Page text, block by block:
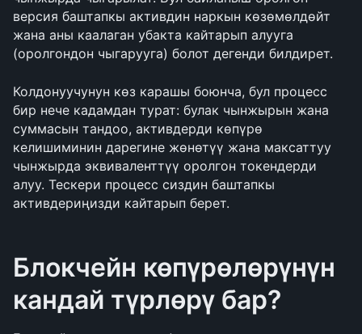
версия баштапкы активдин наркын көзөмөлдөйт
жана аны каалаган убакта кайтарып алууга
(оролгондон чыгарууга) болот дегенди билдирет.
Колдонуучунун көз карашы боюнча, бул процесс
бир нече кадамдан турат: булак чынжырын жана
суммасын тандоо, активдерди көпүрө
келишиминин дарегине жөнөтүү жана максаттуу
чынжырда эквиваленттүү оролгон токендерди
алуу. Тескери процесс сиздин баштапкы
активдериңизди кайтарып берет.
Блокчейн көпүрөлөрүнүн
кандай түрлөрү бар?